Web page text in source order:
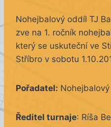
Nohejbalový oddíl TJ
zve na 1. ročník
který se uskuteční ve
Stříbro v sobotu
Pořadatel:
Ředitel turnaje: Ríša